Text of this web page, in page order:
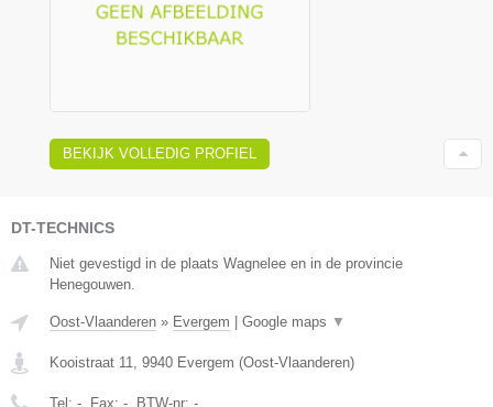
BEKIJK VOLLEDIG PROFIEL
DT-TECHNICS
Niet gevestigd in de plaats Wagnelee en in de provincie
Henegouwen.
Oost-Vlaanderen » Evergem Google maps ▼
Kooistraat 11, 9940 Evergem (Oost-Vlaanderen)
Tel: -, Fax: -, BTW-nr: -